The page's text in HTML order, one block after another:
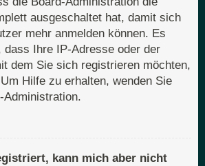
ausgeschaltet hat, damit sich
mehr anmelden können. Es
dass Ihre IP-Adresse oder der
dem Sie sich registrieren möchten,
Hilfe zu erhalten, wenden Sie
Administration.
kann mich aber nicht